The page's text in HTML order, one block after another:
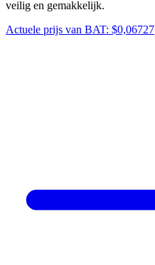
veilig en gemakkelijk.
Actuele prijs van BAT: $0,06727